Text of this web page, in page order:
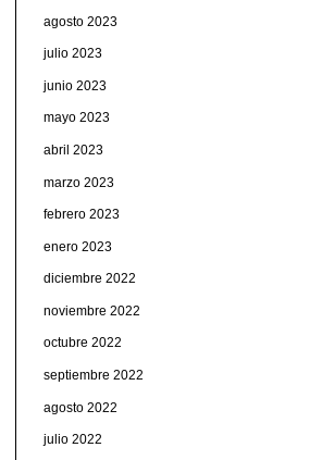
agosto 2023
julio 2023
junio 2023
mayo 2023
abril 2023
marzo 2023
febrero 2023
enero 2023
diciembre 2022
noviembre 2022
octubre 2022
septiembre 2022
agosto 2022
julio 2022